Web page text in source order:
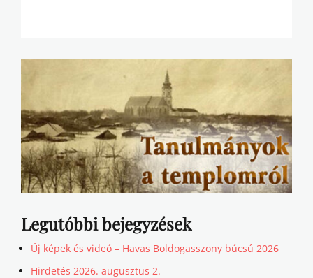
Legutóbbi bejegyzések
Új képek és videó – Havas Boldogasszony búcsú 2026
Hirdetés 2026. augusztus 2.